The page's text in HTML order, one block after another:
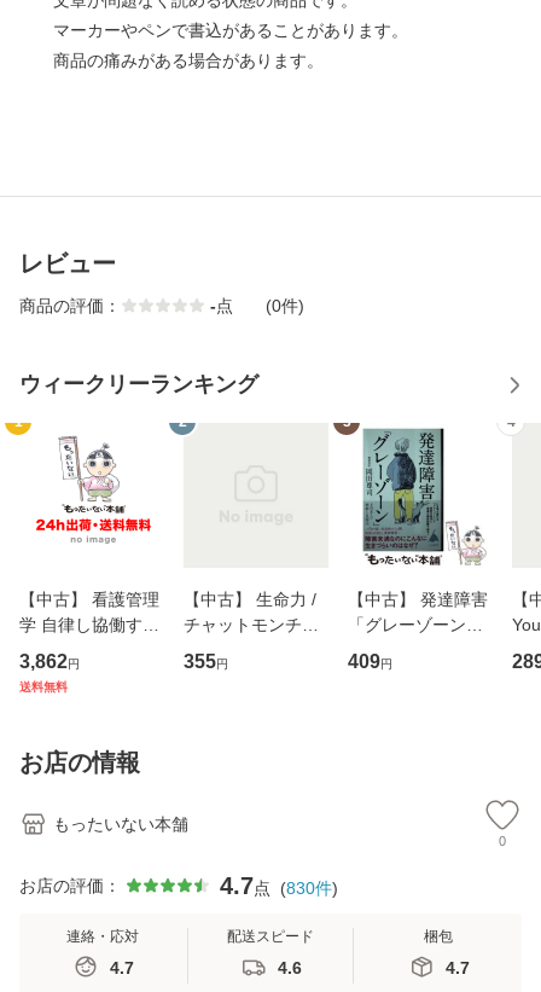
マーカーやペンで書込があることがあります。
商品の痛みがある場合があります。
レビュー
商品の評価： -点 (0件)
ウィークリーランキング
1
【中古】 看護管理
学 自律し協働する
専門職の看護マネ
ジメントスキル 改
恵 藤本幸三 / 南江
堂 [単行
3,862円
送料無料
2
【中古】 生命力 /
チャットモンチー /
キューンレコード
[CD]【メール便送
355円
3
【中古】 発達障害
「グレーゾーン」
その正しい理解と
克服法 (SB新書 57
409円
4
【
のが
お店の情報
もったいない本舗
0
お店の評価： 4.7点 (830件)
連絡・応対
4.7
配送スピード
4.6
梱包
4.7